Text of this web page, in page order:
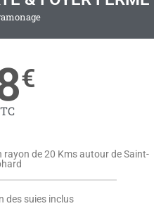
€
rayon de 20 Kms autour de Saint-
des suies inclus